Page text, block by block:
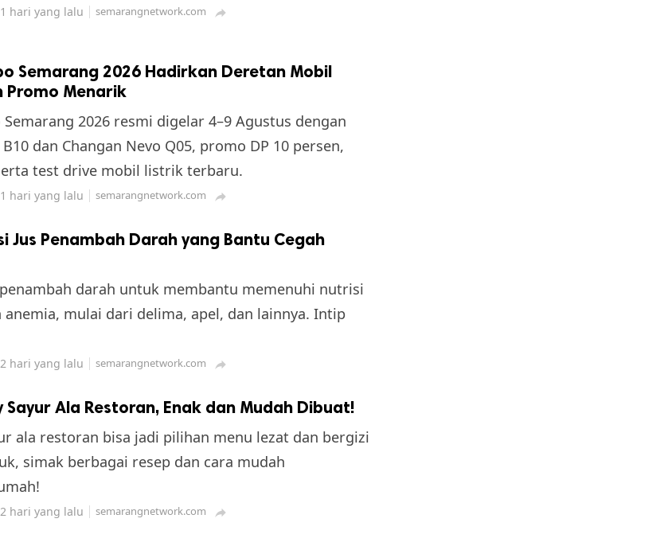
1 hari yang lalu semarangnetwork.com 
Semarang 2026 Hadirkan Deretan Mobil
Promo Menarik
Semarang 2026 resmi digelar 4–9 Agustus dengan
dan Changan Nevo Q05, promo DP 10 persen,
test drive mobil listrik terbaru.
1 hari yang lalu semarangnetwork.com 
Jus Penambah Darah yang Bantu Cegah
darah untuk membantu memenuhi nutrisi
anemia, mulai dari delima, apel, dan lainnya. Intip
2 hari yang lalu semarangnetwork.com 
Sayur Ala Restoran, Enak dan Mudah Dibuat!
ala restoran bisa jadi pilihan menu lezat dan bergizi
simak berbagai resep dan cara mudah
2 hari yang lalu semarangnetwork.com 